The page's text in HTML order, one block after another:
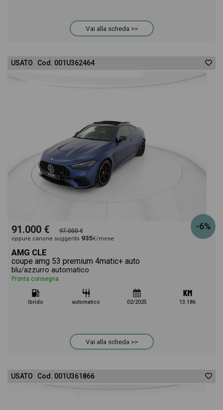
Vai alla scheda >>
USATO Cod. 001U362464
-6%
91.000 € 97.000 €
oppure canone suggerito 935€/mese
AMG CLE
coupe amg 53 premium 4matic+ auto
blu/azzurro automatico
Pronta consegna
ibrido automatico 02/2025 13.186
Vai alla scheda >>
USATO Cod. 001U361866